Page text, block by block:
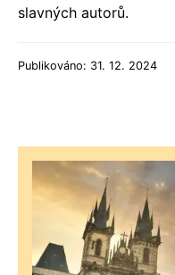
slavných autorů.
Publikováno: 31. 12. 2024